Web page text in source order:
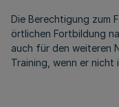
Die Berechtigung zum
örtlichen Fortbildung
auch für den weiteren
Training, wenn er nicht